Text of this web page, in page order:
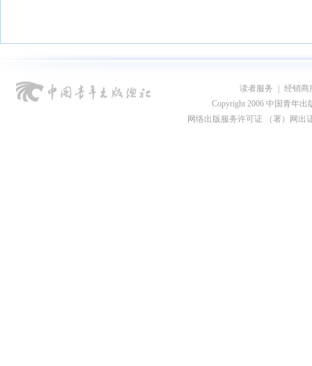
读者服务
经销商
Copyright 2006 中国青年出
网络出版服务许可证 （署）网出